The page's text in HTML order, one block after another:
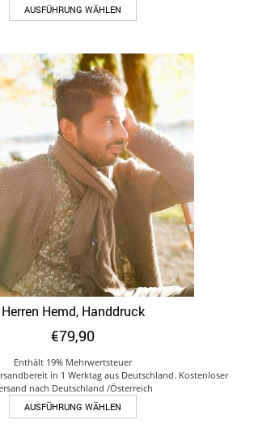
AUSFÜHRUNG WÄHLEN
Produkt
mehrere
Varianten
auf.
Die
Optionen
können
der
Produktseite
gewählt
werden
Herren Hemd, Handdruck
€79,90
Enthält 19% Mehrwertsteuer
in 1 Werktag aus Deutschland. Kostenloser
nach Deutschland /Österreich
AUSFÜHRUNG WÄHLEN
Produkt